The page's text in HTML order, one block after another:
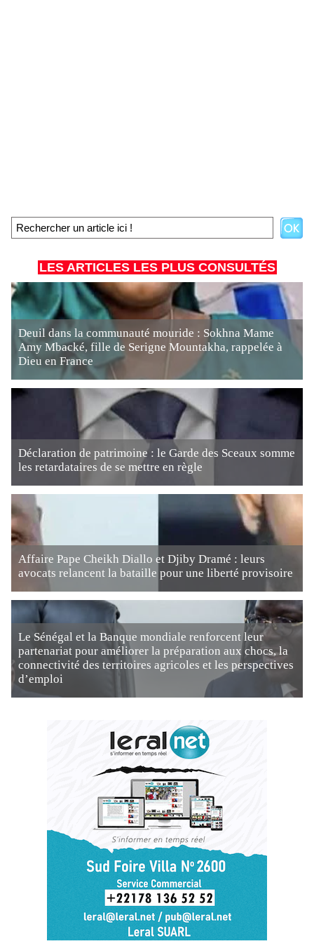
LES ARTICLES LES PLUS CONSULTÉS
Deuil dans la communauté mouride : Sokhna Mame
Amy Mbacké, fille de Serigne Mountakha, rappelée à
Dieu en France
Déclaration de patrimoine : le Garde des Sceaux somme
les retardataires de se mettre en règle
Affaire Pape Cheikh Diallo et Djiby Dramé : leurs
avocats relancent la bataille pour une liberté provisoire
Le Sénégal et la Banque mondiale renforcent leur
partenariat pour améliorer la préparation aux chocs, la
connectivité des territoires agricoles et les perspectives
d’emploi